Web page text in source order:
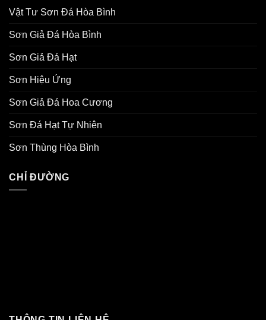
Vật Tư Sơn Đá Hòa Bình
Sơn Giả Đá Hòa Bình
Sơn Giả Đá Hạt
Sơn Hiệu Ứng
Sơn Giả Đá Hoa Cương
Sơn Đá Hạt Tự Nhiên
Sơn Thùng Hòa Bình
CHỈ ĐƯỜNG